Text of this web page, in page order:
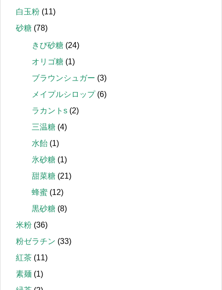
白玉粉 (11)
砂糖 (78)
きび砂糖 (24)
オリゴ糖 (1)
ブラウンシュガー (3)
メイプルシロップ(6)
ラカントs (2)
三温糖 (4)
水飴 (1)
氷砂糖 (1)
甜菜糖 (21)
蜂蜜 (12)
黒砂糖 (8)
米粉 (36)
粉ゼラチン (33)
紅茶 (11)
素麺 (1)